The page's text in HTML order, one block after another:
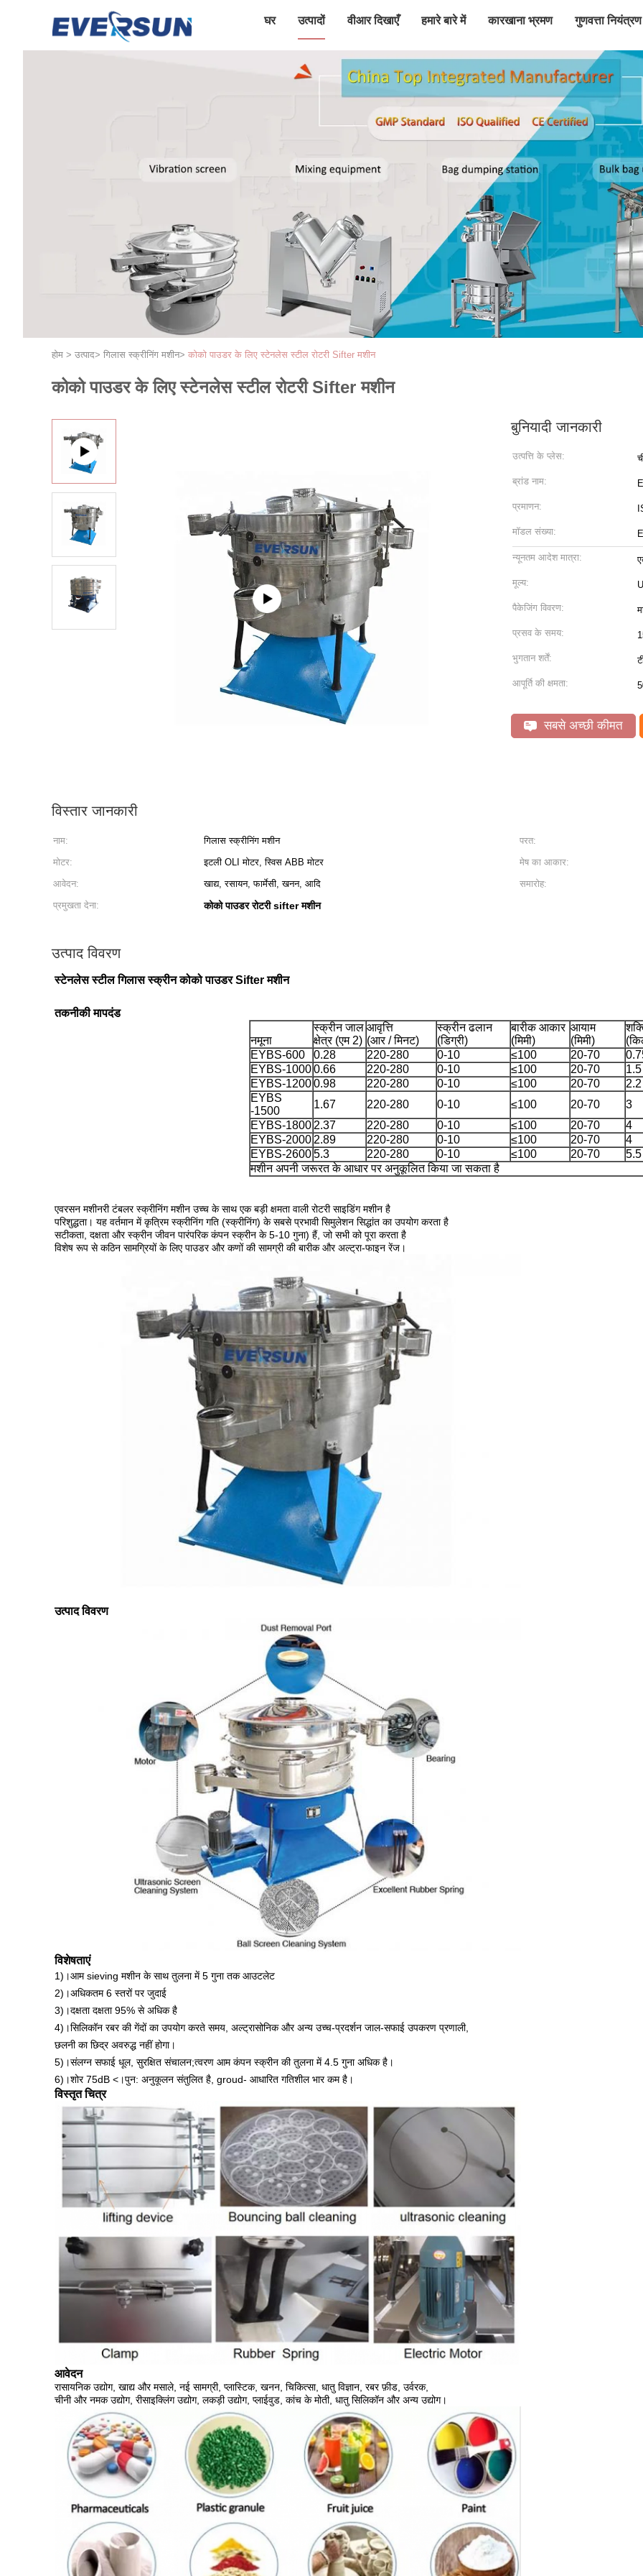
घर उत्पादों वीआर दिखाएँ हमारे बारे में कारखाना भ्रमण गुणवत्ता नियंत्रण
होम > उत्पाद> गिलास स्क्रीनिंग मशीन> कोको पाउडर के लिए स्टेनलेस स्टील रोटरी Sifter मशीन
कोको पाउडर के लिए स्टेनलेस स्टील रोटरी Sifter मशीन
बुनियादी जानकारी
उत्पत्ति के प्लेस:
ब्रांड नाम:
प्रमाणन:
मॉडल संख्या:
न्यूनतम आदेश मात्रा:
मूल्य:
पैकेजिंग विवरण:
प्रसव के समय:
भुगतान शर्तें:
आपूर्ति की क्षमता:
सबसे अच्छी कीमत
विस्तार जानकारी
नाम: गिलास स्क्रीनिंग मशीन परत:
मोटर:
इटली OLI मोटर, स्विस ABB मोटर मेष का आकार:
आवेदन:
खाद्य, रसायन, फार्मेसी, खनन, आदि समारोह:
प्रमुखता देना:
कोको पाउडर रोटरी sifter मशीन
उत्पाद विवरण
स्टेनलेस स्टील गिलास स्क्रीन कोको पाउडर Sifter मशीन
तकनीकी मापदंड
नमूना
स्क्रीन जाल
क्षेत्र (एम 2)
आवृत्ति
(आर / मिनट)
स्क्रीन ढलान
(डिग्री)
बारीक आकार
(मिमी)
आयाम
(मिमी)
EYBS-600
0.28 220-280 0-10 ≤100 20-70
EYBS-10000.66 220-280 0-10 ≤100 20-70
1.5
EYBS-12000.98 220-280 0-10 ≤100 20-70
2.2
EYBS
-1500
1.67 220-280 0-10 ≤100 20-70
3
EYBS-1800 2.37 220-280 0-10 ≤100 20-70
4
EYBS-2000 2.89 220-280 0-10 ≤100 20-70
4
EYBS-26005.3 220-280 0-10 ≤100 20-70
5.5
मशीन अपनी जरूरत के आधार पर अनुकूलित किया जा सकता है
एवरसन मशीनरी टंबलर स्क्रीनिंग मशीन उच्च के साथ एक बड़ी क्षमता वाली रोटरी साइडिंग मशीन है
परिशुद्धता। यह वर्तमान में कृत्रिम स्क्रीनिंग गति (स्क्रीनिंग) के सबसे प्रभावी सिमुलेशन सिद्धांत का उपयोग करता है
सटीकता, दक्षता और स्क्रीन जीवन पारंपरिक कंपन स्क्रीन के 5-10 गुना) हैं, जो सभी को पूरा करता है
विशेष रूप से कठिन सामग्रियों के लिए पाउडर और कणों की सामग्री की बारीक और अल्ट्रा-फाइन रेंज।
उत्पाद विवरण
विशेषताएं
1)।आम sieving मशीन के साथ तुलना में 5 गुना तक आउटलेट
2)।अधिकतम 6 स्तरों पर जुदाई
3)।दक्षता दक्षता 95% से अधिक है
4)।सिलिकॉन रबर की गेंदों का उपयोग करते समय, अल्ट्रासोनिक और अन्य उच्च-प्रदर्शन जाल-सफाई उपकरण प्रणाली,
छलनी का छिद्र अवरुद्ध नहीं होगा।
5)।संलग्न सफाई धूल, सुरक्षित संचालन;त्वरण आम कंपन स्क्रीन की तुलना में 4.5 गुना अधिक है।
6)।शोर 75dB <।पुन: अनुकूलन संतुलित है, groud- आधारित गतिशील भार कम है।
विस्तृत चित्र
आवेदन
रासायनिक उद्योग, खाद्य और मसाले, नई सामग्री, प्लास्टिक, खनन, चिकित्सा, धातु विज्ञान, रबर फ़ीड, उर्वरक,
चीनी और नमक उद्योग, रीसाइक्लिंग उद्योग, लकड़ी उद्योग, प्लाईवुड, कांच के मोती, धातु सिलिकॉन और अन्य उद्योग।